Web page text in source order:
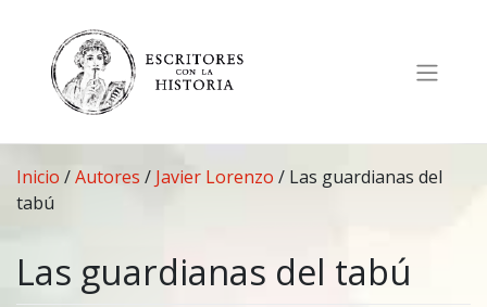
contenido
Inicio /Autores / Javier Lorenzo / Las guardianas del
tabú
Las guardianas del tabú